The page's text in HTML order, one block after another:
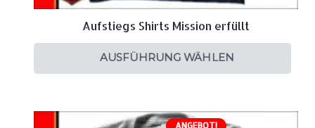
Aufstiegs Shirts Mission erfüllt
AUSFÜHRUNG WÄHLEN
ANGEBOT!